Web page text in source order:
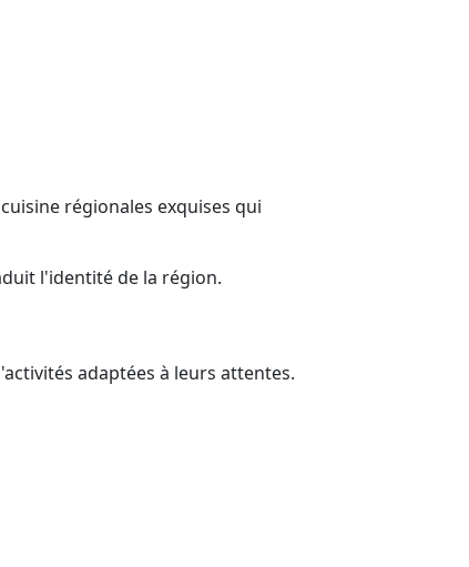
régionales exquises qui
l'identité de la région.
adaptées à leurs attentes.